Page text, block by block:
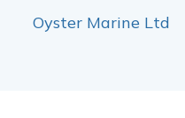
Oyster Marine Ltd